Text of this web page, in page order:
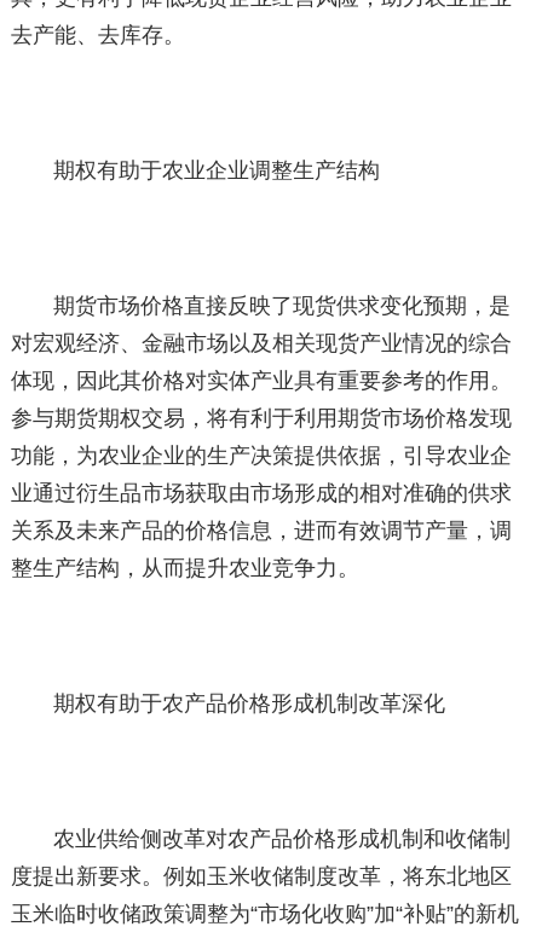
去产能、去库存。
期权有助于农业企业调整生产结构
期货市场价格直接反映了现货供求变化预期，是
对宏观经济、金融市场以及相关现货产业情况的综合
体现，因此其价格对实体产业具有重要参考的作用。
参与期货期权交易，将有利于利用期货市场价格发现
功能，为农业企业的生产决策提供依据，引导农业企
业通过衍生品市场获取由市场形成的相对准确的供求
关系及未来产品的价格信息，进而有效调节产量，调
整生产结构，从而提升农业竞争力。
期权有助于农产品价格形成机制改革深化
农业供给侧改革对农产品价格形成机制和收储制
度提出新要求。例如玉米收储制度改革，将东北地区
玉米临时收储政策调整为“市场化收购”加“补贴”的新机